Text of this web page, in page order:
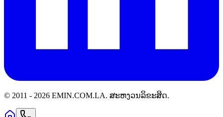
© 2011 - 2026 EMIN.COM.LA. ສະຫງວນລິຂະສິດ.